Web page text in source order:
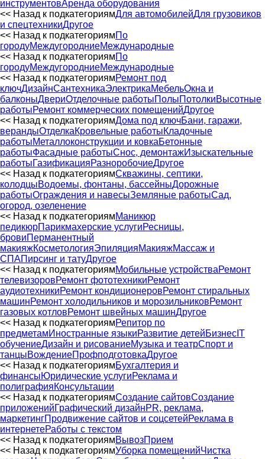
инструментовАренда оборудования
<< Назад к подкатегориямДля автомобилейДля грузовиков
и спецтехникиДругое
<< Назад к подкатегориямПо
городуМеждугородниеМеждународные
<< Назад к подкатегориямПо
городуМеждугородниеМеждународные
<< Назад к подкатегориямРемонт под
ключДизайнСантехникаЭлектрикаМебельОкна и
балконыДвериОтделочные работыПолыПотолкиВысотные
работыРемонт коммерческих помещенийДругое
<< Назад к подкатегориямДома под ключБани, гаражи,
верандыОтделкаКровельные работыКладочные
работыМеталлоконструкции и ковкаБетонные
работыФасадные работыСнос, демонтажИзыскательные
работыГазификацияРазноробочиеДругое
<< Назад к подкатегориямСкважины, септики,
колодцыВодоемы, фонтаны, бассейныДорожные
работыОграждения и навесыЗемляные работыСад,
огород, озеленение
<< Назад к подкатегориямМаникюр
педикюрПарикмахерские услугиРесницы,
бровиПерманентный
макияжКосметологияЭпиляцияМакияжМассаж и
СПАПирсинг и татуДругое
<< Назад к подкатегориямМобильные устройстваРемонт
телевизоровРемонт фототехникиРемонт
аудиотехникиРемонт кондиционеровРемонт стиральных
машинРемонт холодильников и морозильниковРемонт
газовых котловРемонт швейных машинДругое
<< Назад к подкатегориямРепитор по
предметамИностранные языкиРазвитие детейБизнес IT
обучениеДизайн и рисованиеМузыка и театрСпорт и
танцыВождениеПрофподготовкаДругое
<< Назад к подкатегориямБухгалтерия и
финансыЮридические услугиРеклама и
полиграфияКонсультации
<< Назад к подкатегориямСоздание сайтовСоздание
приложенийГрафический дизайнPR, реклама,
маркетингПродвижение сайтов и соцсетейРеклама в
интернетеРаботы с текстом
<< Назад к подкатегориямВывозПрием
<< Назад к подкатегориямУборка помещенийЧистка